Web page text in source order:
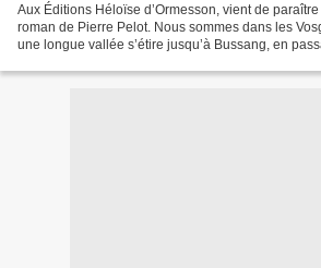
Aux Éditions Héloïse d’Ormesson, vient de paraître
roman de Pierre Pelot. Nous sommes dans les
une longue vallée s’étire jusqu’à Bussang, en